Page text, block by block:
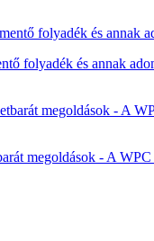
folyadék és annak
megoldások - A